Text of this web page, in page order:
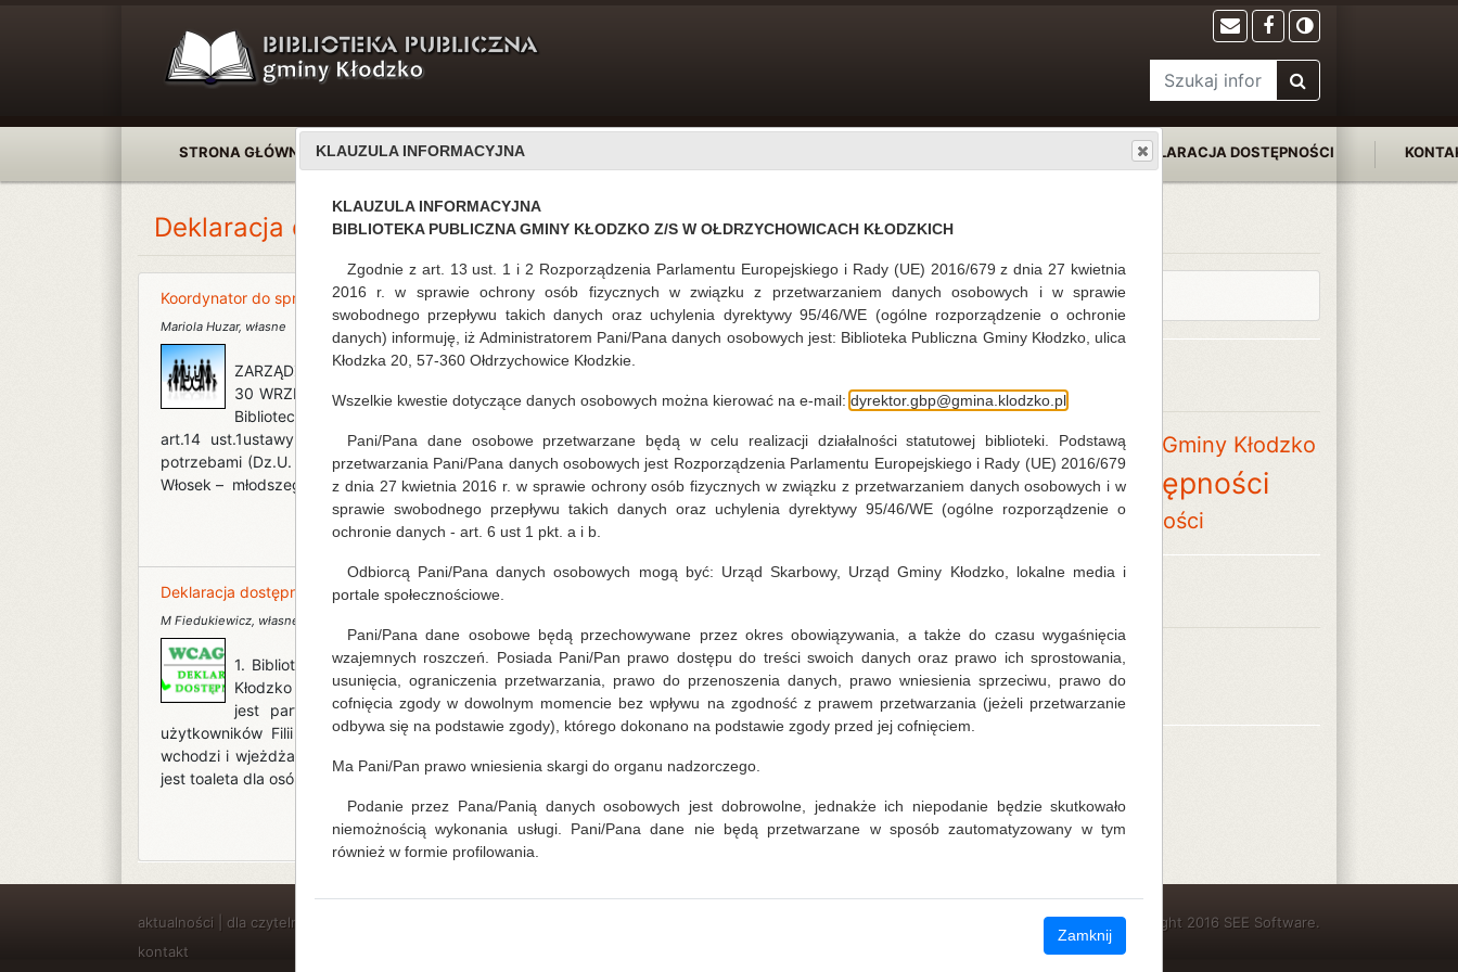
STRONA GŁÓWNA AKTUALNOŚCI DEKLARACJA DOSTĘPNOŚCI
Deklaracja dostępności Deklaracja dostępności
Koordynator do spraw dostępności w Bibliotece Publicznej Gminy Kłodzko
Mariola Huzar, własne 30.09.2020
ZARZĄDZENIE NR 7\2020DYREKTORA BIBLIOTEKI PUBLICZNEJ GMINY KŁODZKOZ DNIA
30 WRZEŚNIA 2020 ROKU w sprawie wyznaczenia koordynatora do sprawdostępności w
Bibliotece Publicznej Gminy Kłodzko z/s w OłdrzychowicachKłodzkich Na podstawie
art.14 ust.1ustawy z dnia 19 lipca 2019r. o zapewnieniu dostępności osobom zeszczególnymi
potrzebami (Dz.U. z 2019r., poz. 1696 ze zm.) zarządza się, conastępuje: § 1Wyznaczam Panią Ewę
Włosek – młodszego bibliotekar
Deklaracja dostępności
M Fiedukiewicz, własne
1. Biblioteka użytkuje pomieszczenia na podstawie umowy użyczenia podpisanej z Gminą
Kłodzko w budynku Centrum Biblioteczno-Kulturalnym, którego jest administratorem. Obiekt
jest parterowy i posiada ułatwienia dla osób poruszających się na wózkach. 2. Dla
użytkowników Filii dostępne jest główne wejście do budynku, a do pomieszczeń bibliotecznych
wchodzi i wjeżdża się bezpośrednio z poziomu parteru (progi i schody nie występują).3. W obiekcie
jest toaleta dla osób niepełnosprawnych, do której wjeżdża się z p
czytaj więcej...
Deklaracja dostępności
Tagi
Biblioteka Publiczna Gminy Kłodzko
Deklaracja dostępności
Koordynator dostępności
2020
wrzesień (2)
aktualności dla czytelników
kontakt
Copyright 2016 SEE Software.
KLAUZULA INFORMACYJNA
KLAUZULA INFORMACYJNA
BIBLIOTEKA PUBLICZNA GMINY KŁODZKO Z/S W OŁDRZYCHOWICACH KŁODZKICH
Zgodnie z art. 13 ust. 1 i 2 Rozporządzenia Parlamentu Europejskiego i Rady (UE) 2016/679 z dnia 27 kwietnia
2016 r. w sprawie ochrony osób fizycznych w związku z przetwarzaniem danych osobowych i w sprawie
swobodnego przepływu takich danych oraz uchylenia dyrektywy 95/46/WE (ogólne rozporządzenie o ochronie
danych) informuję, iż Administratorem Pani/Pana danych osobowych jest: Biblioteka Publiczna Gminy Kłodzko, ulica
Kłodzka 20, 57-360 Ołdrzychowice Kłodzkie.
Wszelkie kwestie dotyczące danych osobowych można kierować na e-mail: dyrektor.gbp@gmina.klodzko.pl
Pani/Pana dane osobowe przetwarzane będą w celu realizacji działalności statutowej biblioteki. Podstawą
przetwarzania Pani/Pana danych osobowych jest Rozporządzenia Parlamentu Europejskiego i Rady (UE) 2016/679
z dnia 27 kwietnia 2016 r. w sprawie ochrony osób fizycznych w związku z przetwarzaniem danych osobowych i w
sprawie swobodnego przepływu takich danych oraz uchylenia dyrektywy 95/46/WE (ogólne rozporządzenie o
ochronie danych - art. 6 ust 1 pkt. a i b.
Odbiorcą Pani/Pana danych osobowych mogą być: Urząd Skarbowy, Urząd Gminy Kłodzko, lokalne media i
portale społecznościowe.
Pani/Pana dane osobowe będą przechowywane przez okres obowiązywania, a także do czasu wygaśnięcia
wzajemnych roszczeń. Posiada Pani/Pan prawo dostępu do treści swoich danych oraz prawo ich sprostowania,
usunięcia, ograniczenia przetwarzania, prawo do przenoszenia danych, prawo wniesienia sprzeciwu, prawo do
cofnięcia zgody w dowolnym momencie bez wpływu na zgodność z prawem przetwarzania (jeżeli przetwarzanie
odbywa się na podstawie zgody), którego dokonano na podstawie zgody przed jej cofnięciem.
Ma Pani/Pan prawo wniesienia skargi do organu nadzorczego.
Podanie przez Pana/Panią danych osobowych jest dobrowolne, jednakże ich niepodanie będzie skutkowało
niemożnością wykonania usługi. Pani/Pana dane nie będą przetwarzane w sposób zautomatyzowany w tym
również w formie profilowania.
Zamknij